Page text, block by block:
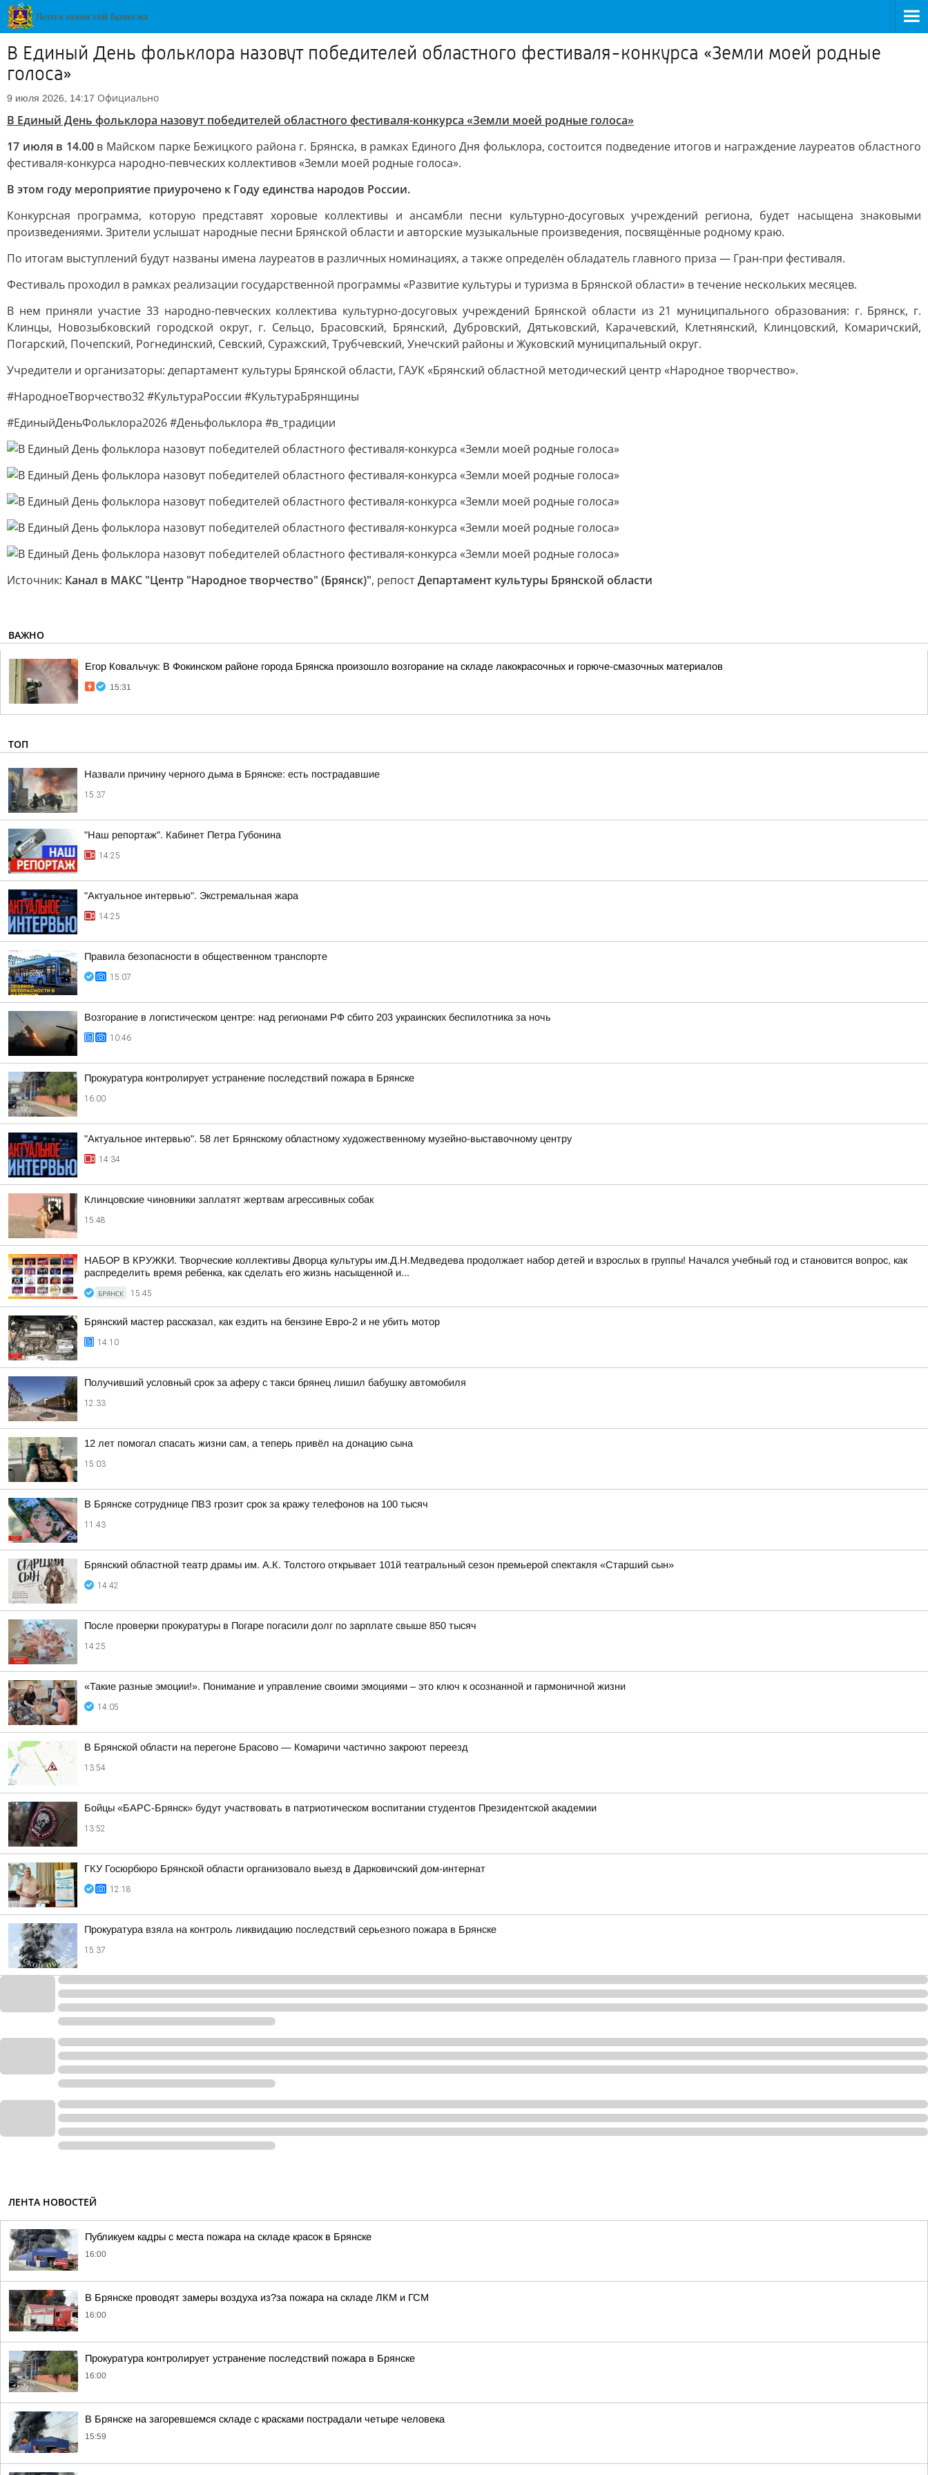
В Единый День фольклора назовут победителей областного фестиваля-конкурса «Земли моей родные
голоса»
9 июля 2026, 14:17 Официально
В Единый День фольклора назовут победителей областного фестиваля-конкурса «Земли моей родные голоса»
17 июля в 14.00в Майском парке Бежицкого района г. Брянска, в рамках Единого Дня фольклора, состоится подведение итогов и награждение лауреатов областного
фестиваля-конкурса народно-певческих коллективов «Земли моей родные голоса».
В этом году мероприятие приурочено к Году единства народов России.
Конкурсная программа, которую представят хоровые коллективы и ансамбли песни культурно-досуговых учреждений региона, будет насыщена знаковыми
произведениями. Зрители услышат народные песни Брянской области и авторские музыкальные произведения, посвящённые родному краю.
По итогам выступлений будут названы имена лауреатов в различных номинациях, а также определён обладатель главного приза — Гран-при фестиваля.
Фестиваль проходил в рамках реализации государственной программы «Развитие культуры и туризма в Брянской области» в течение нескольких месяцев.
В нем приняли участие 33 народно-певческих коллектива культурно-досуговых учреждений Брянской области из 21 муниципального образования: г. Брянск, г.
Клинцы, Новозыбковский городской округ, г. Сельцо, Брасовский, Брянский, Дубровский, Дятьковский, Карачевский, Клетнянский, Клинцовский, Комаричский,
Погарский, Почепский, Рогнединский, Севский, Суражский, Трубчевский, Унечский районы и Жуковский муниципальный округ.
Учредители и организаторы: департамент культуры Брянской области, ГАУК «Брянский областной методический центр «Народное творчество».
#НародноеТворчество32 #КультураРоссии #КультураБрянщины
#ЕдиныйДеньФольклора2026 #Деньфольклора #в_традиции
Источник: Канал в МАКС "Центр "Народное творчество" (Брянск)", репостДепартамент культуры Брянской области
ВАЖНО
Егор Ковальчук: В Фокинском районе города Брянска произошло возгорание на складе лакокрасочных и горюче-смазочных материалов
15:31
ТОП
Назвали причину черного дыма в Брянске: есть пострадавшие
15:37
"Наш репортаж". Кабинет Петра Губонина
14:25
"Актуальное интервью". Экстремальная жара
14:25
Правила безопасности в общественном транспорте
15:07
Возгорание в логистическом центре: над регионами РФ сбито 203 украинских беспилотника за ночь
10:46
Прокуратура контролирует устранение последствий пожара в Брянске
16:00
"Актуальное интервью". 58 лет Брянскому областному художественному музейно-выставочному центру
14:34
Клинцовские чиновники заплатят жертвам агрессивных собак
15:48
НАБОР В КРУЖКИ. Творческие коллективы Дворца культуры им.Д.Н.Медведева продолжает набор детей и взрослых в группы! Начался учебный год и становится вопрос, как
распределить время ребенка, как сделать его жизнь насыщенной и...
БРЯНСК 15:45
Брянский мастер рассказал, как ездить на бензине Евро-2 и не убить мотор
14:10
Получивший условный срок за аферу с такси брянец лишил бабушку автомобиля
12:33
12 лет помогал спасать жизни сам, а теперь привёл на донацию сына
15:03
В Брянске сотруднице ПВЗ грозит срок за кражу телефонов на 100 тысяч
11:43
Брянский областной театр драмы им. А.К. Толстого открывает 101й театральный сезон премьерой спектакля «Старший сын»
14:42
После проверки прокуратуры в Погаре погасили долг по зарплате свыше 850 тысяч
14:25
«Такие разные эмоции!». Понимание и управление своими эмоциями – это ключ к осознанной и гармоничной жизни
14:05
В Брянской области на перегоне Брасово — Комаричи частично закроют переезд
13:54
Бойцы «БАРС-Брянск» будут участвовать в патриотическом воспитании студентов Президентской академии
13:52
ГКУ Госюрбюро Брянской области организовало выезд в Дарковичский дом-интернат
12:18
Прокуратура взяла на контроль ликвидацию последствий серьезного пожара в Брянске
15:37
ЛЕНТА НОВОСТЕЙ
Публикуем кадры с места пожара на складе красок в Брянске
16:00
В Брянске проводят замеры воздуха из?за пожара на складе ЛКМ и ГСМ
16:00
Прокуратура контролирует устранение последствий пожара в Брянске
16:00
В Брянске на загоревшемся складе с красками пострадали четыре человека
15:59